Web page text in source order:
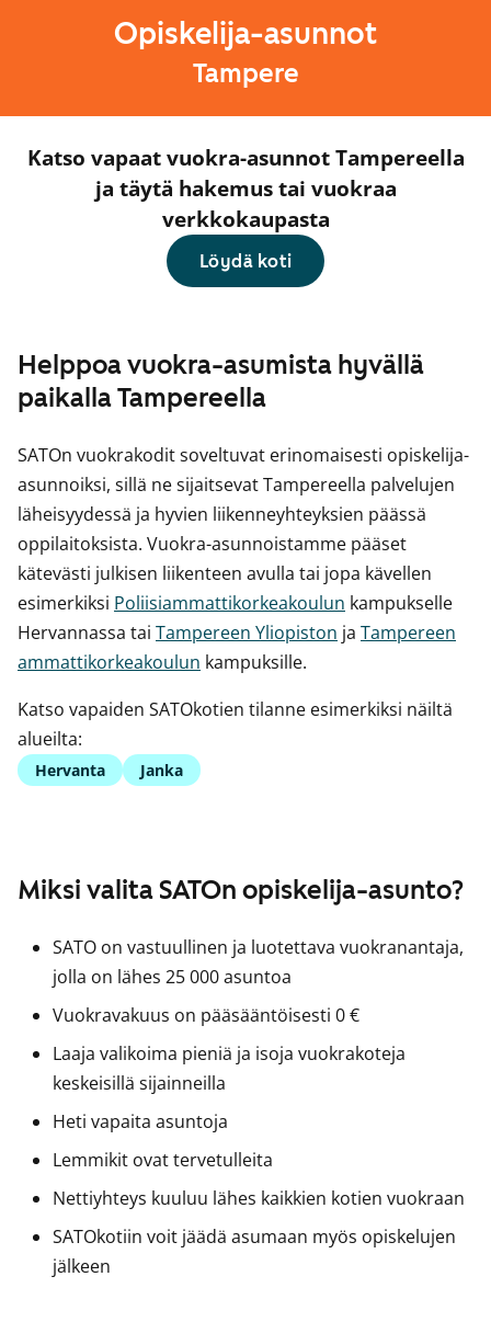
Opiskelija-asunnot
Tampere
Katso vapaat vuokra-asunnot Tampereella
ja täytä hakemus tai vuokraa
verkkokaupasta
Löydä koti
Helppoa vuokra-asumista hyvällä
paikalla Tampereella
SATOn vuokrakodit soveltuvat erinomaisesti opiskelija-
asunnoiksi, sillä ne sijaitsevat Tampereella palvelujen
läheisyydessä ja hyvien liikenneyhteyksien päässä
oppilaitoksista. Vuokra-asunnoistamme pääset
kätevästi julkisen liikenteen avulla tai jopa kävellen
esimerkiksi Poliisiammattikorkeakoulun kampukselle
Hervannassa tai Tampereen Yliopiston ja Tampereen
ammattikorkeakoulun kampuksille.
Katso vapaiden SATOkotien tilanne esimerkiksi näiltä
alueilta:
Hervanta Janka
Miksi valita SATOn opiskelija-asunto?
SATO on vastuullinen ja luotettava vuokranantaja,
jolla on lähes 25 000 asuntoa
Vuokravakuus on pääsääntöisesti 0 €
Laaja valikoima pieniä ja isoja vuokrakoteja
keskeisillä sijainneilla
Heti vapaita asuntoja
Lemmikit ovat tervetulleita
Nettiyhteys kuuluu lähes kaikkien kotien vuokraan
SATOkotiin voit jäädä asumaan myös opiskelujen
jälkeen